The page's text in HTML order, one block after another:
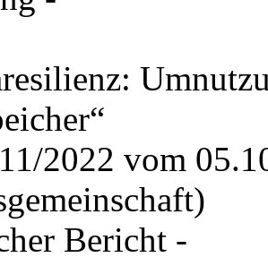
2022 vom
Bericht -